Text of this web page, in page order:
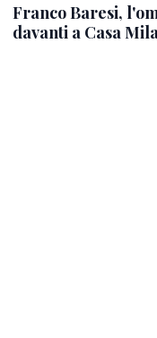
Franco Baresi,
davanti a Casa